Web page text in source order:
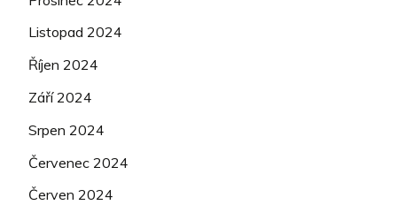
Listopad 2024
Říjen 2024
Září 2024
Srpen 2024
Červenec 2024
Červen 2024